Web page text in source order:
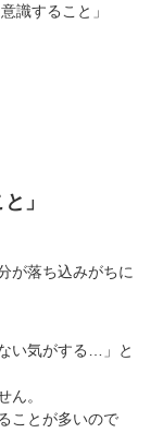
識すること」
」
が落ち込みがちに
い気がする…」と
ん。
ことが多いので